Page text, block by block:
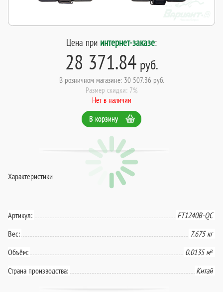
Цена при интернет-заказе:
28 371.84руб.
В розничном магазине: 30 507.36 руб.
Размер скидки: 7%
Нет в наличии
В корзину
Характеристики
Артикул:
FT1240B-QC
Вес:
7.675 кг
Объём:
0.0135 м³
Страна производства:
Китай